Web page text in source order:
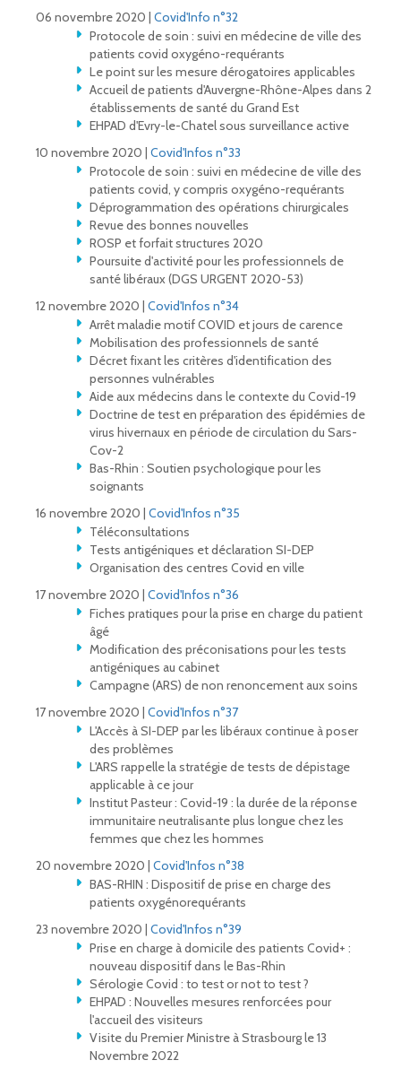
06 novembre 2020 | Covid'Info n°32
Protocole de soin : suivi en médecine de ville des
patients covid oxygéno-requérants
Le point sur les mesure dérogatoires applicables
Accueil de patients d'Auvergne-Rhône-Alpes dans 2
établissements de santé du Grand Est
EHPAD d'Evry-le-Chatel sous surveillance active
10 novembre 2020 | Covid'Infos n°33
Protocole de soin : suivi en médecine de ville des
patients covid, y compris oxygéno-requérants
Déprogrammation des opérations chirurgicales
Revue des bonnes nouvelles
ROSP et forfait structures 2020
Poursuite d'activité pour les professionnels de
santé libéraux (DGS URGENT 2020-53)
12 novembre 2020 | Covid'Infos n°34
Arrêt maladie motif COVID et jours de carence
Mobilisation des professionnels de santé
Décret fixant les critères d'identification des
personnes vulnérables
Aide aux médecins dans le contexte du Covid-19
Doctrine de test en préparation des épidémies de
virus hivernaux en période de circulation du Sars-
Cov-2
Bas-Rhin : Soutien psychologique pour les
soignants
16 novembre 2020 | Covid'Infos n°35
Téléconsultations
Tests antigéniques et déclaration SI-DEP
Organisation des centres Covid en ville
17 novembre 2020 | Covid'Infos n°36
Fiches pratiques pour la prise en charge du patient
âgé
Modification des préconisations pour les tests
antigéniques au cabinet
Campagne (ARS) de non renoncement aux soins
17 novembre 2020 | Covid'Infos n°37
L'Accès à SI-DEP par les libéraux continue à poser
des problèmes
L'ARS rappelle la stratégie de tests de dépistage
applicable à ce jour
Institut Pasteur : Covid-19 : la durée de la réponse
immunitaire neutralisante plus longue chez les
femmes que chez les hommes
20 novembre 2020 | Covid'Infos n°38
BAS-RHIN : Dispositif de prise en charge des
patients oxygénorequérants
23 novembre 2020 | Covid'Infos n°39
Prise en charge à domicile des patients Covid+ :
nouveau dispositif dans le Bas-Rhin
Sérologie Covid : to test or not to test ?
EHPAD : Nouvelles mesures renforcées pour
l'accueil des visiteurs
Visite du Premier Ministre à Strasbourg le 13
Novembre 2022